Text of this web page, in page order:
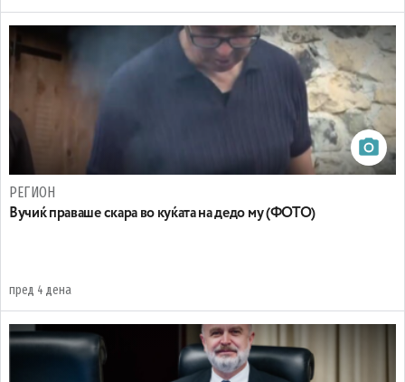
РЕГИОН
Вучиќ праваше скара во куќата на дедо му (ФОТО)
пред 4 дена